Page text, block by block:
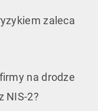
zaleca
na drodze
NIS-2?